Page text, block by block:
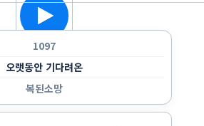
1097
오랫동안 기다려온
복된소망